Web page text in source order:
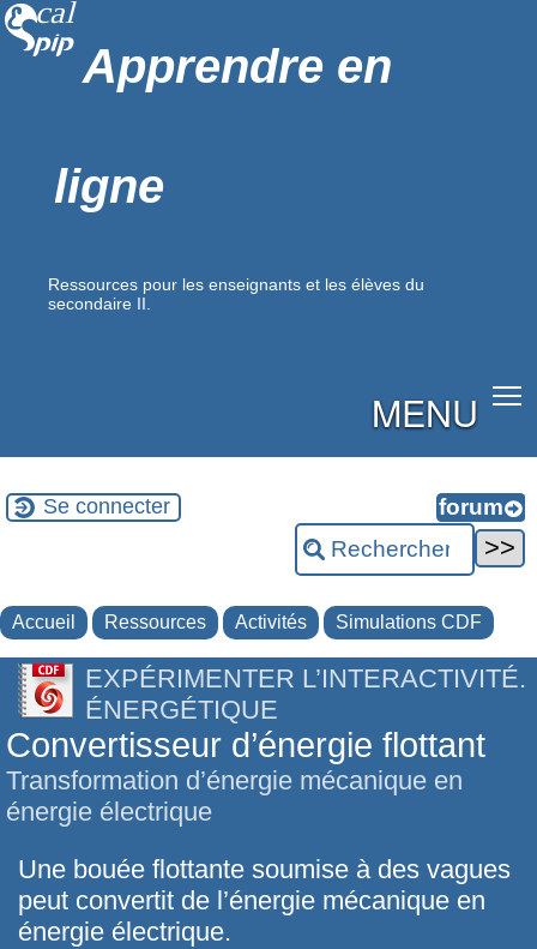
Apprendre en
ligne
Ressources pour les enseignants et les élèves du
secondaire II.
MENU
Se connecter
Accueil Ressources Activités Simulations CDF
EXPÉRIMENTER L’INTERACTIVITÉ.
ÉNERGÉTIQUE
Convertisseur d’énergie flottant
Transformation d’énergie mécanique en
énergie électrique
Une bouée flottante soumise à des vagues
peut convertit de l’énergie mécanique en
énergie électrique.